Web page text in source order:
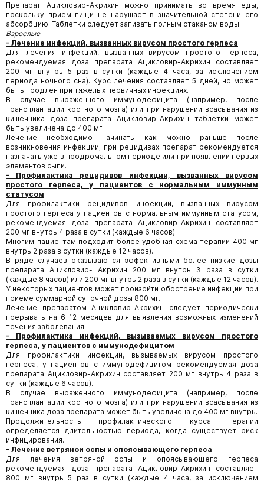
Препарат Ацикловир-Акрихин можно принимать во время еды,
поскольку прием пищи не нарушает в значительной степени его
абсорбцию. Таблетки следует запивать полным стаканом воды.
Взрослые
- Лечение инфекций, вызванных вирусом простого герпеса
Для лечения инфекций, вызванных вирусом простого герпеса,
рекомендуемая доза препарата Ацикловир-Акрихин составляет
200 мг внутрь 5 раз в сутки (каждые 4 часа, за исключением
периода ночного сна). Курс лечения составляет 5 дней, но может
быть продлен при тяжелых первичных инфекциях.
В случае выраженного иммунодефицита (например, после
трансплантации костного мозга) или при нарушении всасывания из
кишечника доза препарата Ацикловир-Акрихин таблетки может
быть увеличена до 400 мг.
Лечение необходимо начинать как можно раньше после
возникновения инфекции; при рецидивах препарат рекомендуется
назначать уже в продромальном периоде или при появлении первых
элементов сыпи.
- Профилактика рецидивов инфекций, вызванных вирусом
простого герпеса, у пациентов с нормальным иммунным
статусом
Для профилактики рецидивов инфекций, вызванных вирусом
простого герпеса у пациентов с нормальным иммунным статусом,
рекомендуемая доза препарата Ацикловир-Акрихин составляет
200 мг внутрь 4 раза в сутки (каждые 6 часов).
Многим пациентам подходит более удобная схема терапии 400 мг
внутрь 2 раза в сутки (каждые 12 часов).
В ряде случаев оказываются эффективными более низкие дозы
препарата Ацикловир- Акрихин 200 мг внутрь 3 раза в сутки
(каждые 8 часов) или 200 мг внутрь 2 раза в сутки (каждые 12 часов).
У некоторых пациентов может произойти обострение инфекции при
приеме суммарной суточной дозы 800 мг.
Лечение препаратом Ацикловир-Акрихин следует периодически
прерывать на 6-12 месяцев для выявления возможных изменений
течения заболевания.
- Профилактика инфекций, вызываемых вирусом простого
герпеса, у пациентов с иммунодефицитом
Для профилактики инфекций, вызываемых вирусом простого
герпеса, у пациентов с иммунодефицитом рекомендуемая доза
препарата Ацикловир-Акрихин составляет 200 мг внутрь 4 раза в
сутки (каждые 6 часов).
В случае выраженного иммунодефицита (например, после
трансплантации костного мозга) или при нарушении всасывания из
кишечника доза препарата может быть увеличена до 400 мг внутрь.
Продолжительность профилактического курса терапии
определяется длительностью периода, когда существует риск
инфицирования.
- Лечение ветряной оспы и опоясывающего герпеса
Для лечения ветряной оспы и опоясывающего герпеса
рекомендуемая доза препарата Ацикловир-Акрихин составляет
800 мг внутрь 5 раз в сутки (каждые 4 часа, за исключением